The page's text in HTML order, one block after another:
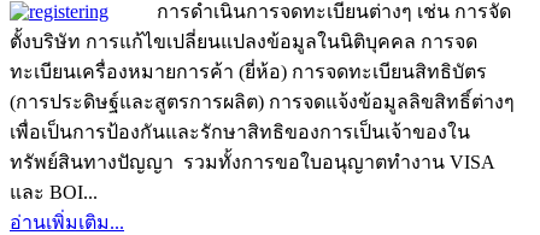
การดำเนินการจดทะเบียนต่างๆ เช่น การจัด
ตั้งบริษัท การแก้ไขเปลี่ยนแปลงข้อมูลในนิติบุคคล การจด
ทะเบียนเครื่องหมายการค้า (ยี่ห้อ) การจดทะเบียนสิทธิบัตร
(การประดิษฐ์และสูตรการผลิต) การจดแจ้งข้อมูลลิขสิทธิ์ต่างๆ
เพื่อเป็นการป้องกันและรักษาสิทธิของการเป็นเจ้าของใน
ทรัพย์สินทางปัญญา รวมทั้งการขอใบอนุญาตทำงาน VISA
และ BOI...
อ่านเพิ่มเติม...